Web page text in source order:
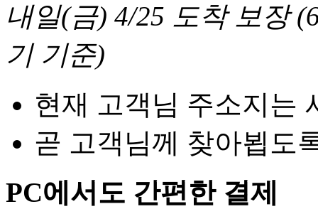
내일(금) 4/25 도착 보장(
기 기준)
현재 고객님 주소지는
곧 고객님께 찾아뵙도
PC에서도 간편한 결제